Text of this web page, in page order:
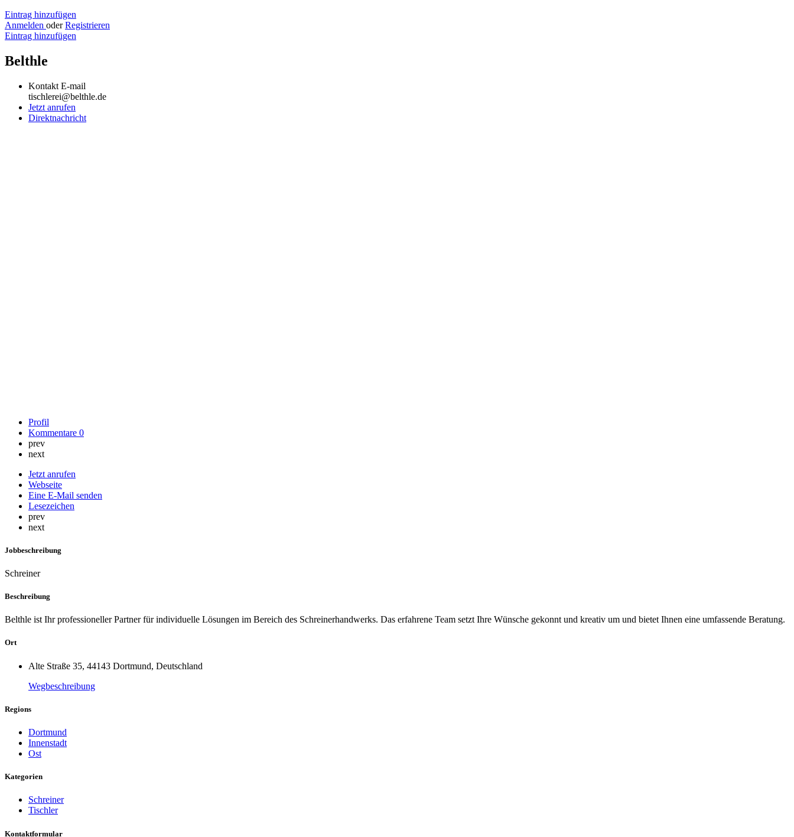
Eintrag hinzufügen
Anmelden oder Registrieren
Eintrag hinzufügen
Belthle
Kontakt E-mail
tischlerei@belthle.de
Jetzt anrufen
Direktnachricht
Profil
Kommentare 0
prev
next
Jetzt anrufen
Webseite
Eine E-Mail senden
Lesezeichen
prev
next
Jobbeschreibung
Schreiner
Beschreibung
Belthle ist Ihr professioneller Partner für individuelle Lösungen im Bereich des Schreinerhandwerks. Das erfahrene Team setzt Ihre Wünsche gekonnt und kreativ um und bietet Ihnen eine umfassende Beratung.
Ort
Alte Straße 35, 44143 Dortmund, Deutschland
Wegbeschreibung
Regions
Dortmund
Innenstadt
Ost
Kategorien
Schreiner
Tischler
Kontaktformular